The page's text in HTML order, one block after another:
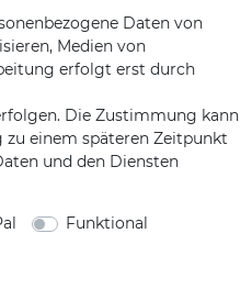
König Design
Daten von
Medien von
erfolgt erst durch
Die Zustimmung kann
einem späteren Zeitpunkt
und den Diensten
Funktional